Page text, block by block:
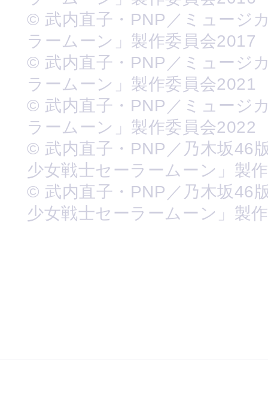
© 武内直子・PNP／ミュージ
ラームーン」製作委員会2017
© 武内直子・PNP／ミュージ
ラームーン」製作委員会2021
© 武内直子・PNP／ミュージ
ラームーン」製作委員会2022
© 武内直子・PNP／乃木坂46
少女戦士セーラームーン」製
© 武内直子・PNP／乃木坂46
少女戦士セーラームーン」製